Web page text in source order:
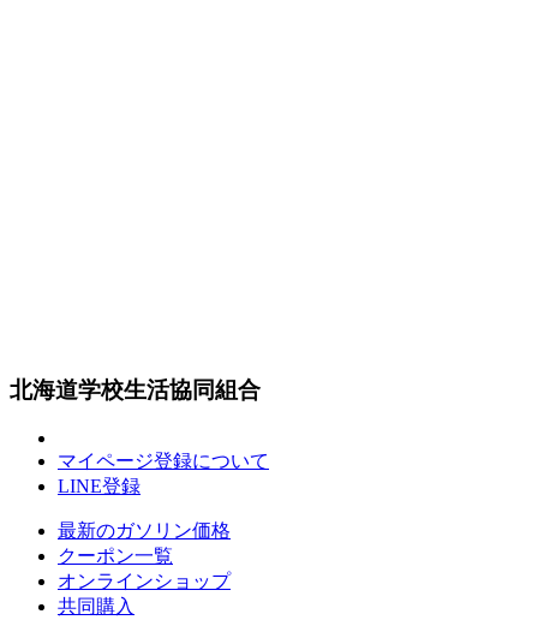
北海道学校生活協同組合
マイページ登録について
LINE登録
最新のガソリン価格
クーポン一覧
オンラインショップ
共同購入